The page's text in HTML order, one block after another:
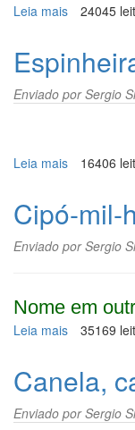
Leia mais sobre
24045
Enviado porSergio
Leia mais sobre
16406
Cipó-mil-
Enviado porSergio
Nome em
Leia mais sobre
homens
35169
Canela,
Enviado porSergio